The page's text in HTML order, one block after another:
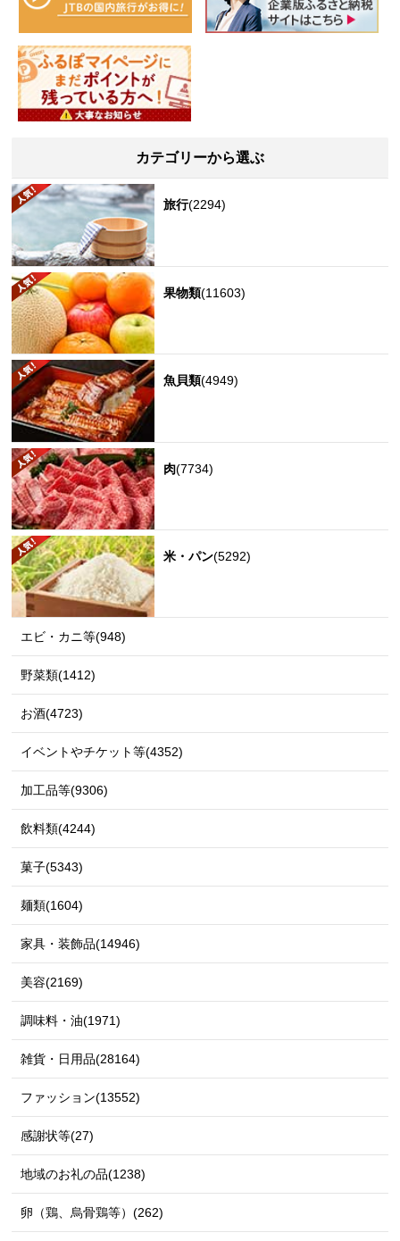
カテゴリーから選ぶ
旅行(2294)
果物類(11603)
魚貝類(4949)
肉(7734)
米・パン(5292)
エビ・カニ等(948)
野菜類(1412)
お酒(4723)
イベントやチケット等(4352)
加工品等(9306)
飲料類(4244)
菓子(5343)
麺類(1604)
家具・装飾品(14946)
美容(2169)
調味料・油(1971)
雑貨・日用品(28164)
ファッション(13552)
感謝状等(27)
地域のお礼の品(1238)
卵（鶏、烏骨鶏等）(262)